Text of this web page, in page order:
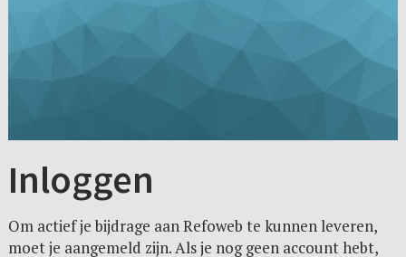
Inloggen
Om actief je bijdrage aan Refoweb te kunnen leveren,
moet je aangemeld zijn. Als je nog geen account hebt,